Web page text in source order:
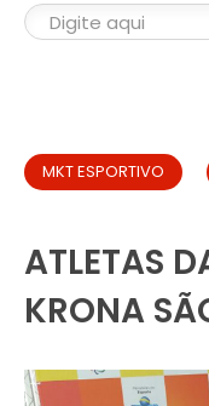
MKT ESPORTIVO
ATLETAS
KRONA